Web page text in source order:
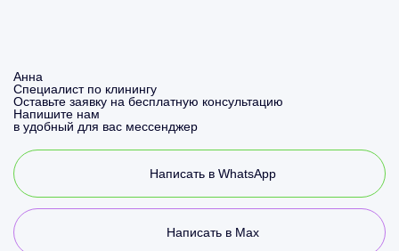
Анна
Специалист по клинингу
Оставьте заявку на бесплатную консультацию
Напишите нам
в удобный для вас мессенджер
Написать в WhatsApp
Написать в Max